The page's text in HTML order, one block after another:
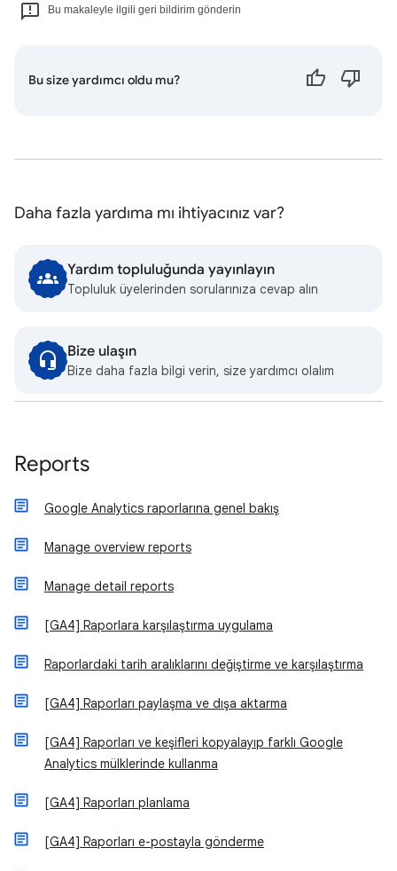
Bu makaleyle ilgili geri bildirim gönderin
Bu size yardımcı oldu mu?
Daha fazla yardıma mı ihtiyacınız var?
Yardım topluluğunda yayınlayın
Topluluk üyelerinden sorularınıza cevap alın
Bize ulaşın
Bize daha fazla bilgi verin, size yardımcı olalım
Reports
Google Analytics raporlarına genel bakış
Manage overview reports
Manage detail reports
[GA4] Raporlara karşılaştırma uygulama
Raporlardaki tarih aralıklarını değiştirme ve karşılaştırma
[GA4] Raporları paylaşma ve dışa aktarma
[GA4] Raporları ve keşifleri kopyalayıp farklı Google
Analytics mülklerinde kullanma
[GA4] Raporları planlama
[GA4] Raporları e-postayla gönderme